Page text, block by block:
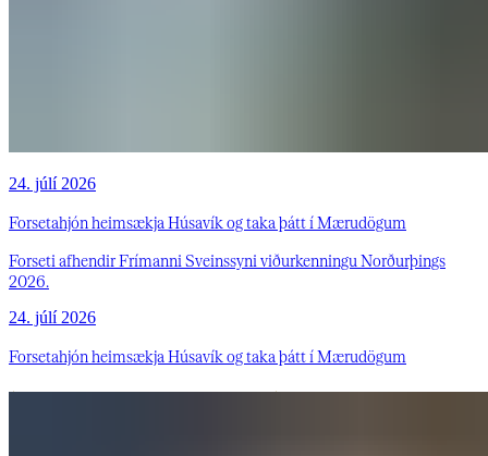
24. júlí 2026
Forsetahjón heimsækja Húsavík og taka þátt í Mærudögum
Forseti afhendir Frímanni Sveinssyni viðurkenningu Norðurþings
2026.
24. júlí 2026
Forsetahjón heimsækja Húsavík og taka þátt í Mærudögum